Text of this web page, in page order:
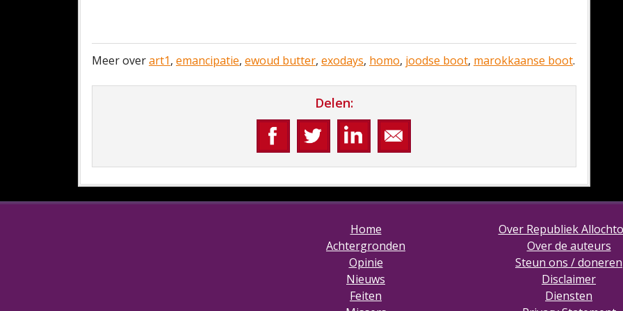
Meer overart1, emancipatie, ewoud butter, exodays, homo, joodse boot, marokkaanse boot.
Delen:
Home
Achtergronden
Opinie
Nieuws
Feiten
Over Republiek
Over de auteurs
Steun ons / doneren
Disclaimer
Diensten